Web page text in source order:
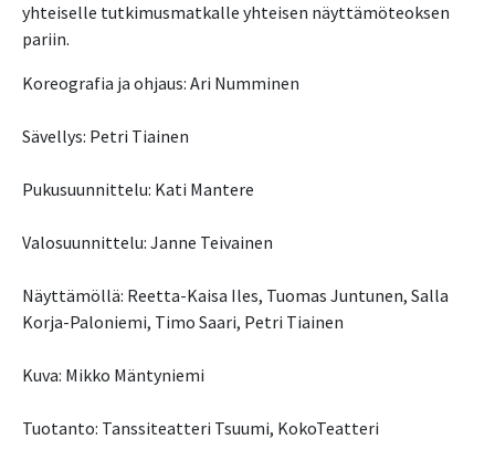
yhteiselle tutkimusmatkalle yhteisen näyttämöteoksen
pariin.
Koreografia ja ohjaus: Ari Numminen
Sävellys: Petri Tiainen
Pukusuunnittelu: Kati Mantere
Valosuunnittelu: Janne Teivainen
Näyttämöllä: Reetta-Kaisa Iles, Tuomas Juntunen, Salla
Korja-Paloniemi, Timo Saari, Petri Tiainen
Kuva: Mikko Mäntyniemi
Tuotanto: Tanssiteatteri Tsuumi, KokoTeatteri